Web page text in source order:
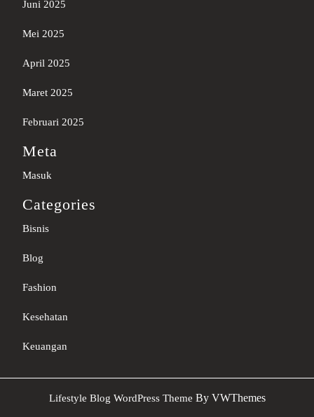
Juni 2025
Mei 2025
April 2025
Maret 2025
Februari 2025
Meta
Masuk
Categories
Bisnis
Blog
Fashion
Kesehatan
Keuangan
Lifestyle Blog WordPress Theme By VWThemes